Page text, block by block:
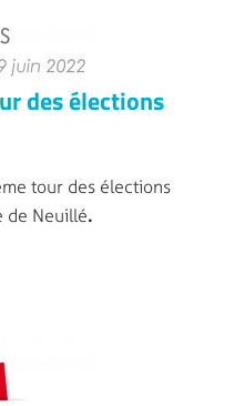
des élections
tour des élections
de Neuillé.